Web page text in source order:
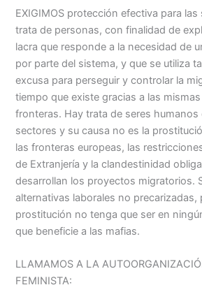
EXIGIMOS protección efectiva para
trata de personas, con finalidad de
lacra que responde a la necesidad de
por parte del sistema, y que se utiliza
excusa para perseguir y controlar la
tiempo que existe gracias a las
fronteras. Hay trata de seres humanos
sectores y su causa no es la
las fronteras europeas, las
de Extranjería y la clandestinidad
desarrollan los proyectos migratorios.
alternativas laborales no precarizadas,
prostitución no tenga que ser en
que beneficie a las mafias.
LLAMAMOS A LA
FEMINISTA: